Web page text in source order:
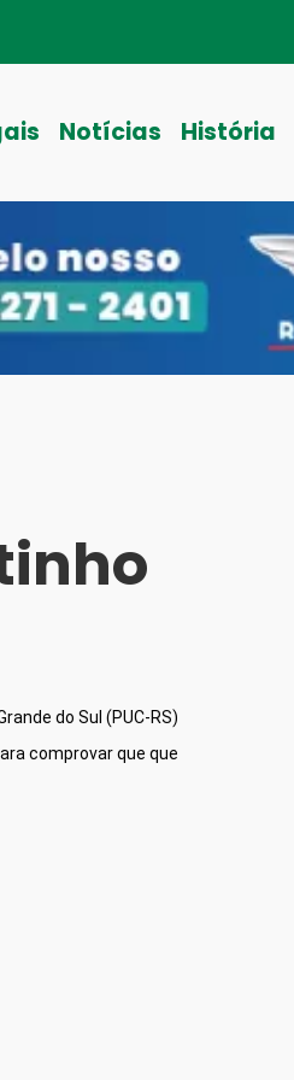
Notícias História
do Sul (PUC-RS)
comprovar que que